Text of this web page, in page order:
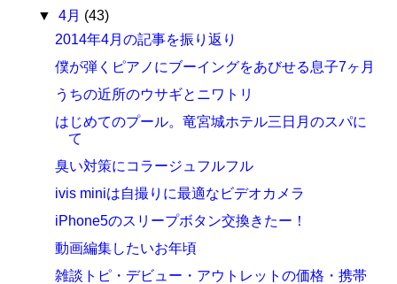
▼ 4月 (43)
2014年4月の記事を振り返り
僕が弾くピアノにブーイングをあびせる息子7ヶ月
うちの近所のウサギとニワトリ
はじめてのプール。竜宮城ホテル三日月のスパに
て
臭い対策にコラージュフルフル
ivis miniは自撮りに最適なビデオカメラ
iPhone5のスリープボタン交換きたー！
動画編集したいお年頃
雑談トピ・デビュー・アウトレットの価格・携帯